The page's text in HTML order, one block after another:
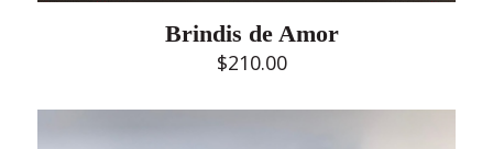
Brindis de Amor
$210.00